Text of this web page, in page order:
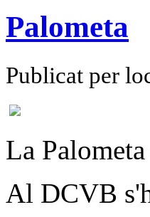
Palometa
Publicat per
La
Al DCVB